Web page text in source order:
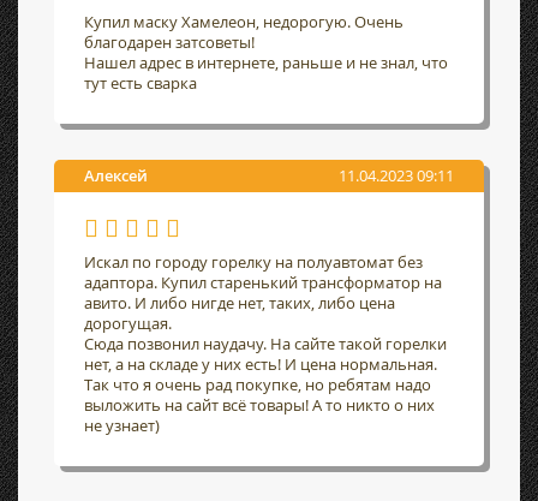
Купил маску Хамелеон, недорогую. Очень
благодарен затсоветы!
Нашел адрес в интернете, раньше и не знал, что
тут есть сварка
Алексей 11.04.2023 09:11
Искал по городу горелку на полуавтомат без
адаптора. Купил старенький трансформатор на
авито. И либо нигде нет, таких, либо цена
дорогущая.
Сюда позвонил наудачу. На сайте такой горелки
нет, а на складе у них есть! И цена нормальная.
Так что я очень рад покупке, но ребятам надо
выложить на сайт всё товары! А то никто о них
не узнает)